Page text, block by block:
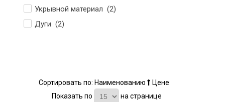
Укрывной материал (2)
Дуги (2)
Сортировать по: Наименованию
Цене
Показать по
на странице